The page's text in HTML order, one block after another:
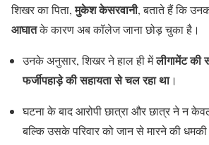
शिखर का पिता,मुकेश केसरवानी, बताते हैं कि
आघातके कारण अब कॉलेज जाना छोड़ चुका है।
उनके अनुसार, शिखर ने हाल ही मेंलीगामेंट की
फर्जीपहाड़े की सहायता से चल रहा था।
घटना के बाद आरोपी छात्रा और छात्र ने न
बल्कि उसके परिवार को जान से मारने की धमकी